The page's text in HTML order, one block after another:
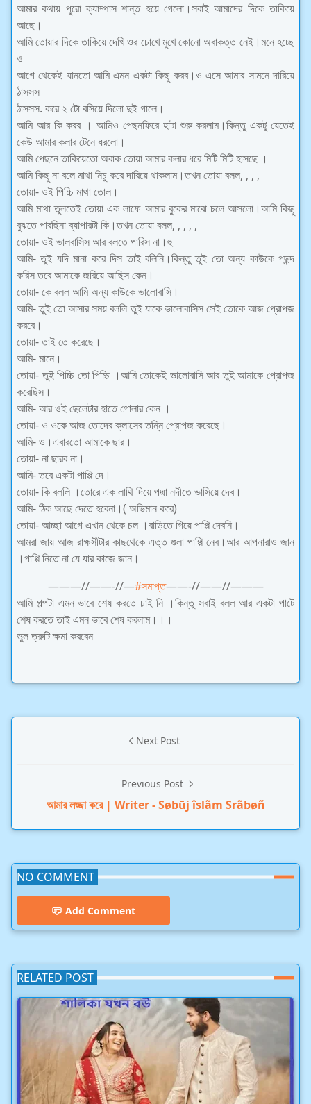
আমার কথায় পুরো ক্যাম্পাস শান্ত হয়ে গেলো।সবাই আমাদের দিকে তাকিয়ে
আছে।
আমি তোয়ার দিকে তাকিয়ে দেখি ওর চোখে মুখে কোনো অবাকত্ত নেই।মনে হচ্ছে
ও
আগে থেকেই যানতো আমি এমন একটা কিছু করব।ও এসে আমার সামনে দারিয়ে
ঠাসসস
ঠাসসস. করে ২ টো বসিয়ে দিলো দুই গালে।
আমি আর কি করব । আমিও পেছনফিরে হাটা শুরু করলাম।কিন্তু একটু যেতেই
কেউ আমার কলার টেনে ধরলো।
আমি পেছনে তাকিয়েতো অবাক তোয়া আমার কলার ধরে মিটি মিটি হাসছে ।
আমি কিছু না বলে মাথা নিচু করে দারিয়ে থাকলাম।তখন তোয়া বলল, , , ,
তোয়া- ওই পিচ্চি মাথা তোল।
আমি মাথা তুলতেই তোয়া এক লাফে আমার বুকের মাঝে চলে আসলো।আমি কিছু
বুঝতে পারছিনা ব্যাপারটা কি।তখন তোয়া বলল, , , , ,
তোয়া- ওই ভালবাসিস আর বলতে পারিস না।হু
আমি- তুই যদি মানা করে দিস তাই বলিনি।কিন্তু তুই তো অন্য কাউকে পছন্দ
করিস তবে আমাকে জরিয়ে আছিস কেন।
তোয়া- কে বলল আমি অন্য কাউকে ভালোবাসি।
আমি- তুই তো আসার সময় বললি তুই যাকে ভালোবাসিস সেই তোকে আজ প্রোপজ
করবে।
তোয়া- তাই তে করেছে।
আমি- মানে।
তোয়া- তুই পিচ্চি তো পিচ্চি ।আমি তোকেই ভালোবাসি আর তুই আমাকে প্রোপজ
করেছিস।
আমি- আর ওই ছেলেটার হাতে গোলার কেন ।
তোয়া- ও ওকে আজ তোদের ক্লাসের তন্নি প্রোপজ করেছে।
আমি- ও।এবারতো আমাকে ছার।
তোয়া- না ছারব না।
আমি- তবে একটা পাপ্পি দে।
তোয়া- কি বললি ।তোরে এক লাথি দিয়ে পদ্মা নদীতে ভাসিয়ে দেব।
আমি- ঠিক আছে দেতে হবেনা।( অভিমান করে)
তোয়া- আচ্ছা আগে এখান থেকে চল ।বাড়িতে গিয়ে পাপ্পি দেবনি।
আমরা জায় আজ রাক্ষসীটার কাছথেকে এত্ত গুলা পাপ্পি নেব।আর আপনারাও জান
।পাপ্পি নিতে না যে যার কাজে জান।
———//——-//—#সমাপ্ত——-//——//———
আমি গল্পটা এমন ভাবে শেষ করতে চাই নি ।কিন্তু সবাই বলল আর একটা পাটে
শেষ করতে তাই এমন ভাবে শেষ করলাম।।।
ভুল ত্রুটি ক্ষমা করবেন
Next Post
Previous Post
আমার লজ্জা করে | Writer - Søbūj îslãm Srãbøñ
NO COMMENT
Add Comment
RELATED POST